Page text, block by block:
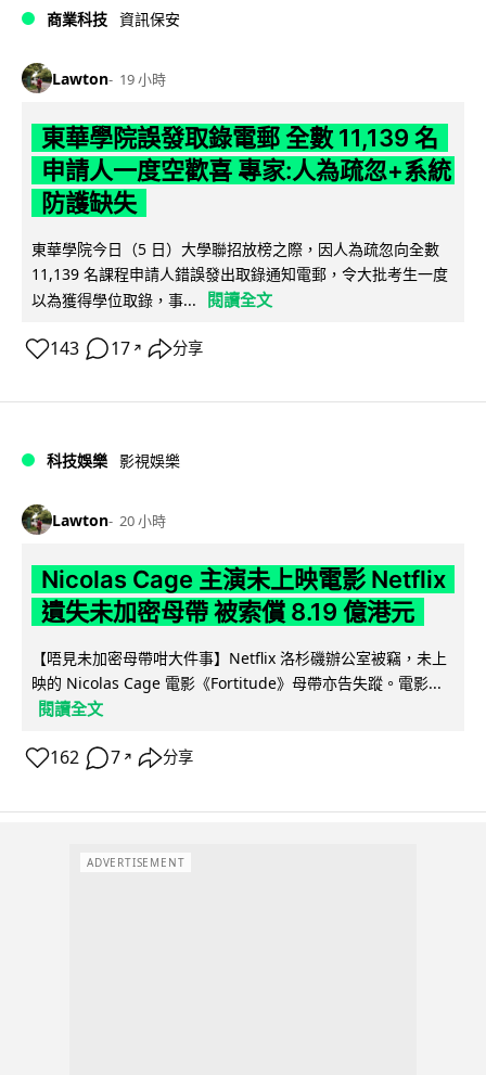
商業科技 資訊保安
Lawton 19 小時
東華學院誤發取錄電郵 全數 11,139 名
申請人一度空歡喜 專家:人為疏忽+系統
防護缺失
東華學院今日（5 日）大學聯招放榜之際，因人為疏忽向全數
11,139 名課程申請人錯誤發出取錄通知電郵，令大批考生一度
以為獲得學位取錄，事...
閱讀全文
143 17 ↗ 分享
科技娛樂 影視娛樂
Lawton 20 小時
Nicolas Cage 主演未上映電影 Netflix
遺失未加密母帶 被索償 8.19 億港元
【唔見未加密母帶咁大件事】Netflix 洛杉磯辦公室被竊，未上
映的 Nicolas Cage 電影《Fortitude》母帶亦告失蹤。電影...
閱讀全文
162 7 ↗ 分享
ADVERTISEMENT